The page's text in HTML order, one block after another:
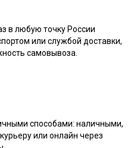
в любую точку России
или службой доставки,
самовывоза.
способами: наличными,
или онлайн через